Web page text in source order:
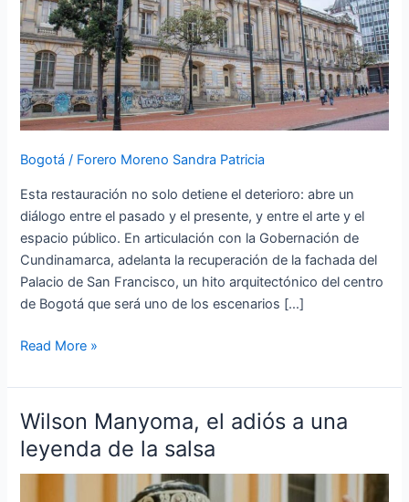
Bogotá / Forero Moreno Sandra Patricia
Esta restauración no solo detiene el deterioro: abre un
diálogo entre el pasado y el presente, y entre el arte y el
espacio público. En articulación con la Gobernación de
Cundinamarca, adelanta la recuperación de la fachada del
Palacio de San Francisco, un hito arquitectónico del centro
de Bogotá que será uno de los escenarios […]
uno
de
sus
íconos
patrimoniales
Read More »
Wilson Manyoma, el adiós a una
leyenda de la salsa
Wilson
Manyoma,
el